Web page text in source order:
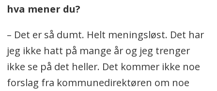
hva mener du?
– Det er så dumt. Helt meningsløst. Det har
jeg ikke hatt på mange år og jeg trenger
ikke se på det heller. Det kommer ikke noe
forslag fra kommunedirektøren om noe